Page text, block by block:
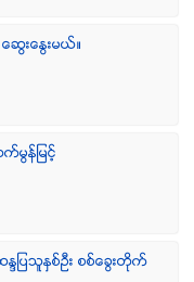
ြးေႏြးမယ္။
ြန္ျမင့္
ျပသူႏွစ္ဦး စစ္ေခြးတုိက္